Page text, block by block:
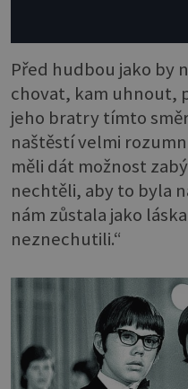
Před hudbou jako by
chovat, kam uhnout,
jeho bratry tímto
naštěstí velmi
měli dát možnost
nechtěli, aby to byla
nám zůstala jako
neznechutili.“